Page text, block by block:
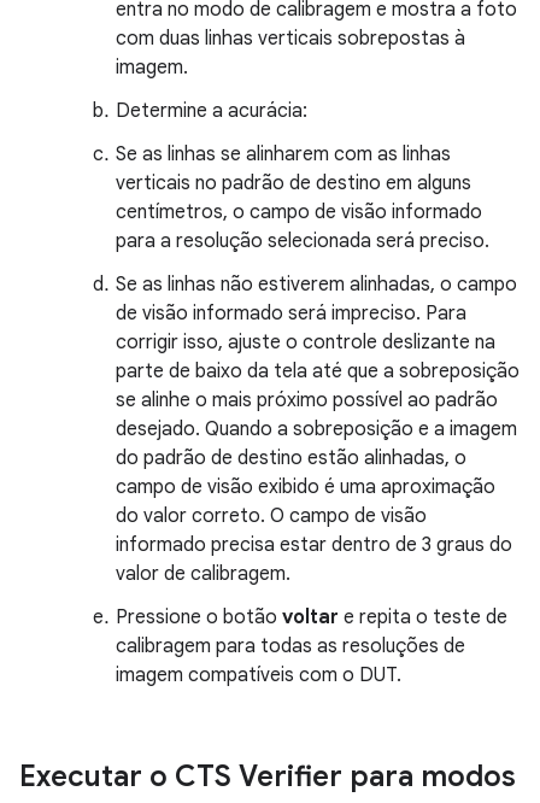
entra no modo de calibragem e mostra a foto
com duas linhas verticais sobrepostas à
imagem.
Determine a acurácia:
Se as linhas se alinharem com as linhas
verticais no padrão de destino em alguns
centímetros, o campo de visão informado
para a resolução selecionada será preciso.
Se as linhas não estiverem alinhadas, o campo
de visão informado será impreciso. Para
corrigir isso, ajuste o controle deslizante na
parte de baixo da tela até que a sobreposição
se alinhe o mais próximo possível ao padrão
desejado. Quando a sobreposição e a imagem
do padrão de destino estão alinhadas, o
campo de visão exibido é uma aproximação
do valor correto. O campo de visão
informado precisa estar dentro de 3 graus do
valor de calibragem.
Pressione o botão voltar e repita o teste de
calibragem para todas as resoluções de
imagem compatíveis com o DUT.
Executar o CTS Verifier para modos